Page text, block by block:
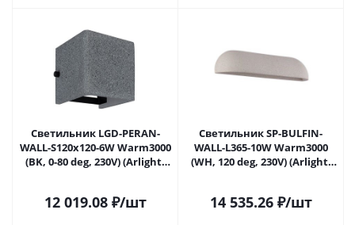
Светильник LGD-PERAN-
WALL-S120x120-6W Warm3000
(BK, 0-80 deg, 230V) (Arlight,
12 019.08₽/шт
Светильник SP-BULFIN-
WALL-L365-10W Warm3000
(WH, 120 deg, 230V) (Arlight,
14 535.26₽/шт